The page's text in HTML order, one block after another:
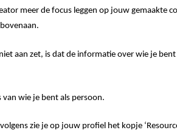
meer de focus leggen op jouw gemaakte
aan zet, is dat de informatie over wie je
wie je bent als persoon.
zie je op jouw profiel het kopje